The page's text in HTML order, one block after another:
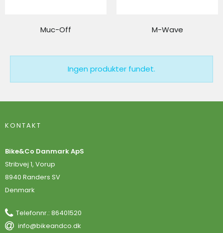
Muc-Off M-Wave
Ingen produkter fundet.
KONTAKT
Bike&Co Danmark ApS
Stribvej 1, Vorup
8940 Randers SV
Denmark
Telefonnr.: 86401520
info@bikeandco.dk